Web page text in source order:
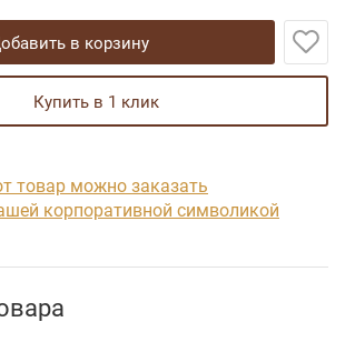
добавить в корзину
купить в 1 клик
товар можно заказать
корпоративной символикой